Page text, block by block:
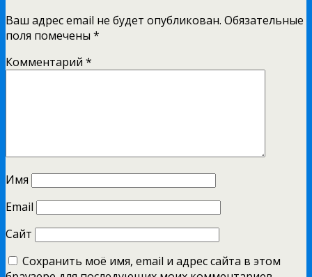
Ваш адрес email не будет опубликован. Обязательные
поля помечены *
Комментарий *
Имя
Email
Сайт
Сохранить моё имя, email и адрес сайта в этом